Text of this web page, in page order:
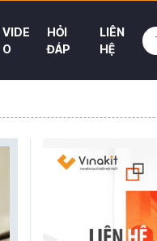
VIDE
O
HỎI
ĐÁP
LIÊN
HỆ